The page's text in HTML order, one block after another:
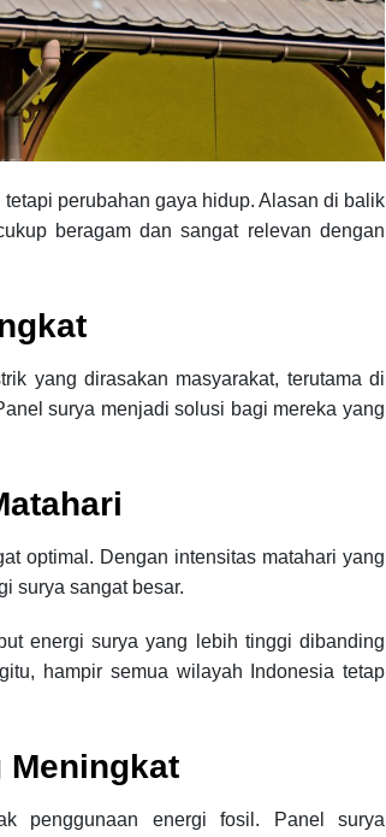
perubahan gaya hidup. Alasan di balik
beragam dan sangat relevan dengan
yang dirasakan masyarakat, terutama di
surya menjadi solusi bagi mereka yang
optimal. Dengan intensitas matahari yang
surya sangat besar.
energi surya yang lebih tinggi dibanding
hampir semua wilayah Indonesia tetap
Meningkat
penggunaan energi fosil. Panel surya